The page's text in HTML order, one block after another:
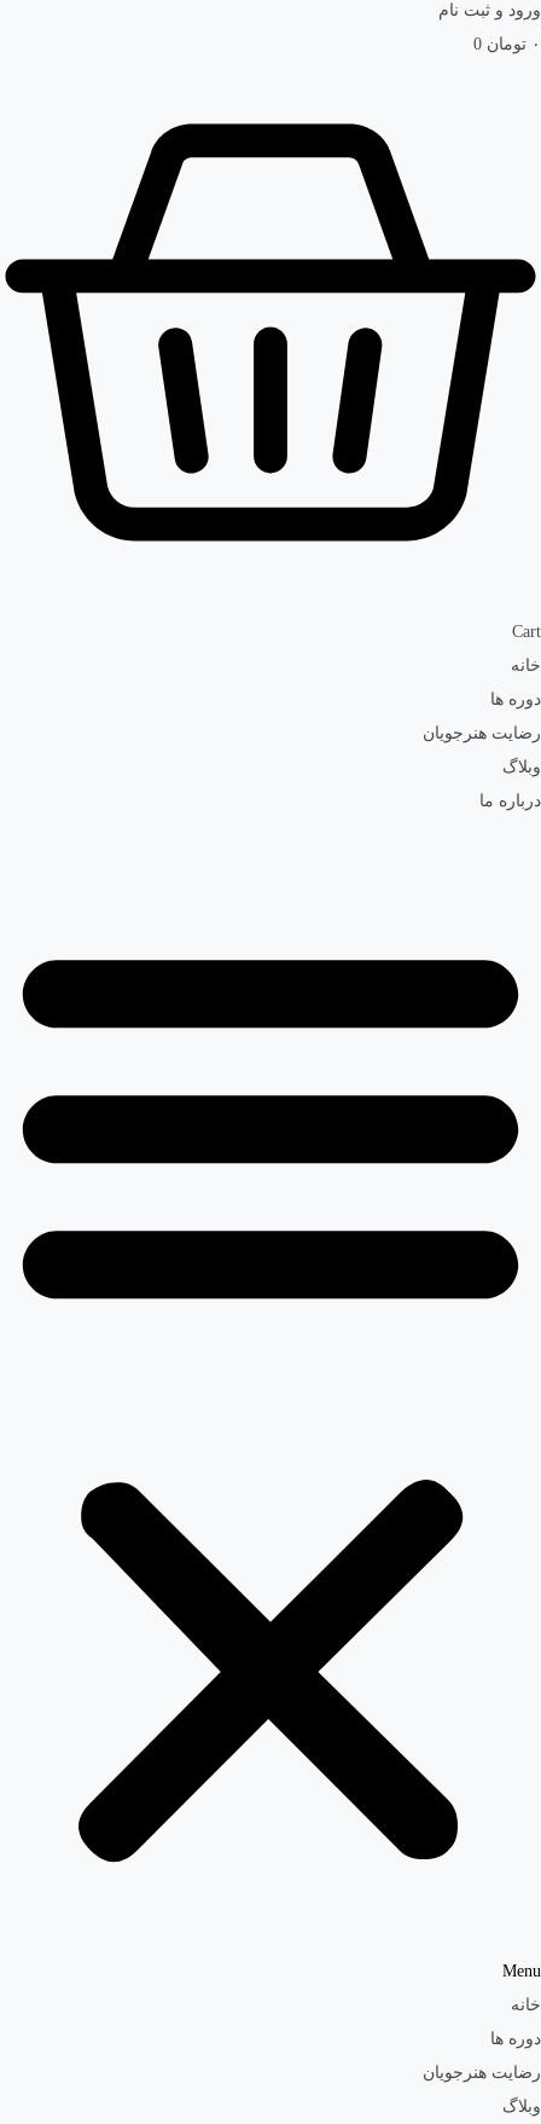
ورود و ثبت نام
۰ تومان 0
Cart
خانه
دوره ها
رضایت هنرجویان
وبلاگ
درباره ما
Menu
خانه
دوره ها
رضایت هنرجویان
وبلاگ